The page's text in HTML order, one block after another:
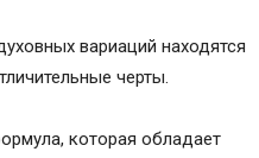
вариаций находятся
черты.
которая обладает